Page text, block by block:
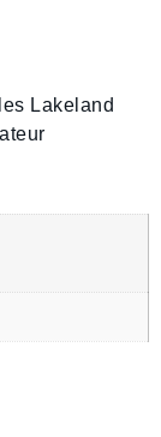
Lakeland